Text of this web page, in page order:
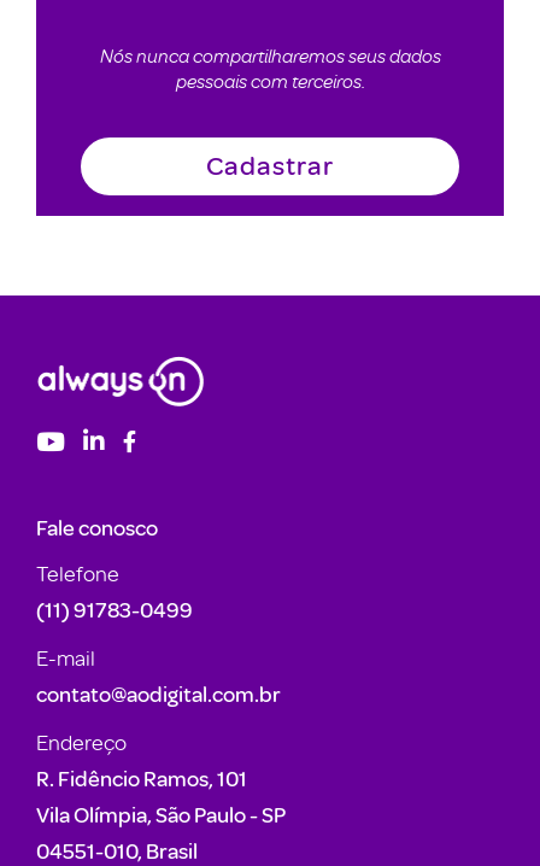
Nós nunca compartilharemos seus dados
pessoais com terceiros.
Fale conosco
Telefone
(11) 91783-0499
E-mail
contato@aodigital.com.br
Endereço
R. Fidêncio Ramos, 101
Vila Olímpia, São Paulo - SP
04551-010, Brasil